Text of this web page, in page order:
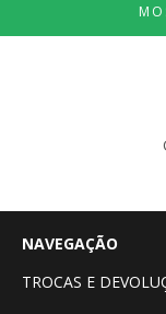
NAVEGAÇÃO
TROCAS E